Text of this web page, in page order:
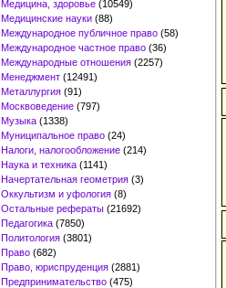
Медицина, здоровье (10549)
Медицинские науки (88)
Международное публичное право (58)
Международное частное право (36)
Международные отношения (2257)
Менеджмент (12491)
Металлургия (91)
Москвоведение (797)
Музыка (1338)
Муниципальное право (24)
Налоги, налогообложение (214)
Наука и техника (1141)
Начертательная геометрия (3)
Оккультизм и уфология (8)
Остальные рефераты (21692)
Педагогика (7850)
Политология (3801)
Право (682)
Право, юриспруденция (2881)
Предпринимательство (475)